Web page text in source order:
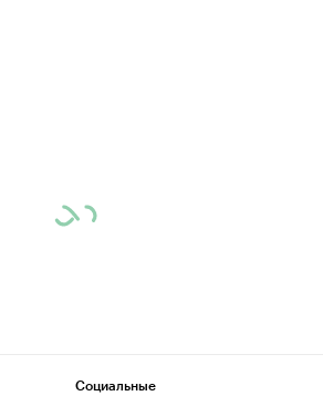
Социальные